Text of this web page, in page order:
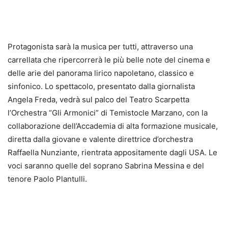
Protagonista sarà la musica per tutti, attraverso una
carrellata che ripercorrerà le più belle note del cinema e
delle arie del panorama lirico napoletano, classico e
sinfonico. Lo spettacolo, presentato dalla giornalista
Angela Freda, vedrà sul palco del Teatro Scarpetta
l’Orchestra “Gli Armonici” di Temistocle Marzano, con la
collaborazione dell’Accademia di alta formazione musicale,
diretta dalla giovane e valente direttrice d’orchestra
Raffaella Nunziante, rientrata appositamente dagli USA. Le
voci saranno quelle del soprano Sabrina Messina e del
tenore Paolo Plantulli.